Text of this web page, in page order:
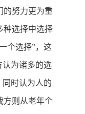
的努力更为重
种选择中选择
个选择”，这
认为诸多的选
同时认为人的
方则从老年个